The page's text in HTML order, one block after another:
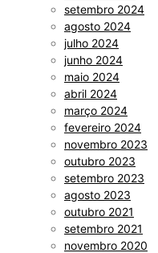
setembro 2024
agosto 2024
julho 2024
junho 2024
maio 2024
abril 2024
março 2024
fevereiro 2024
novembro 2023
outubro 2023
setembro 2023
agosto 2023
outubro 2021
setembro 2021
novembro 2020